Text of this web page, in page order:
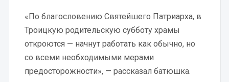
«По благословению Святейшего Патриарха, в
Троицкую родительскую субботу храмы
откроются — начнут работать как обычно, но
со всеми необходимыми мерами
предосторожности», — рассказал батюшка.